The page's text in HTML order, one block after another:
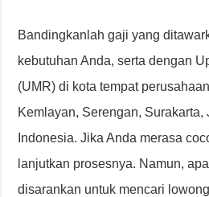
Bandingkanlah gaji yang
kebutuhan Anda, serta dengan
(UMR) di kota tempat
Kemlayan, Serengan, Surakarta,
Indonesia. Jika Anda merasa
lanjutkan prosesnya. Namun,
disarankan untuk mencari